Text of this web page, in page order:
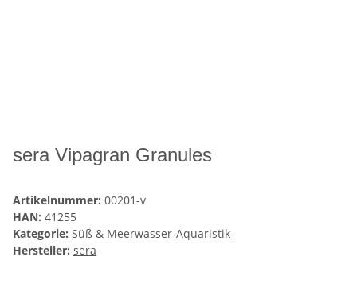
sera Vipagran Granules
Artikelnummer: 00201-v
HAN: 41255
Kategorie: Süß & Meerwasser-Aquaristik
Hersteller: sera